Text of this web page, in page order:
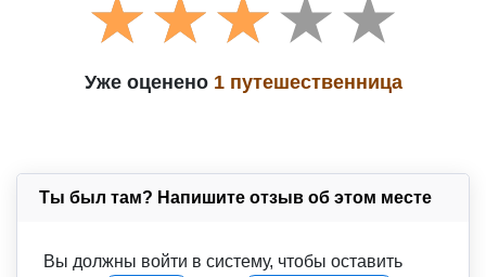
Уже оценено 1 путешественница
Ты был там? Напишите отзыв об этом месте
Вы должны войти в систему, чтобы оставить